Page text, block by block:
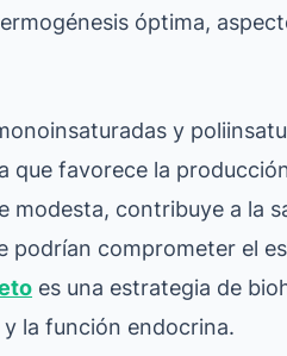
óptima,
y
que favorece la
contribuye a la
podrían comprometer el
es una estrategia de
la función endocrina.